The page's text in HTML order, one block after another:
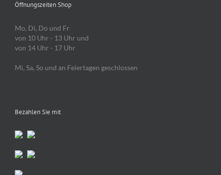
Öffnungszeiten Shop
Mo, Di, Do und Fr
von 10 Uhr - 13 Uhr und
von 14 Uhr - 17 Uhr
Mi, Sa, So und an Feiertagen geschlossen
Bezahlen Sie mit